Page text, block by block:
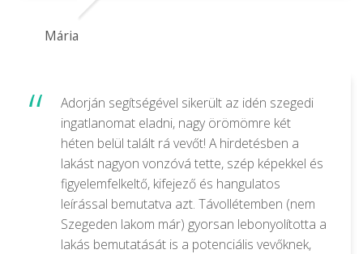
Mária
Adorján segítségével sikerült az idén szegedi
ingatlanomat eladni, nagy örömömre két
héten belül talált rá vevőt! A hirdetésben a
lakást nagyon vonzóvá tette, szép képekkel és
figyelemfelkeltő, kifejező és hangulatos
leírással bemutatva azt. Távollétemben (nem
Szegeden lakom már) gyorsan lebonyolította a
lakás bemutatását is a potenciális vevőknek,